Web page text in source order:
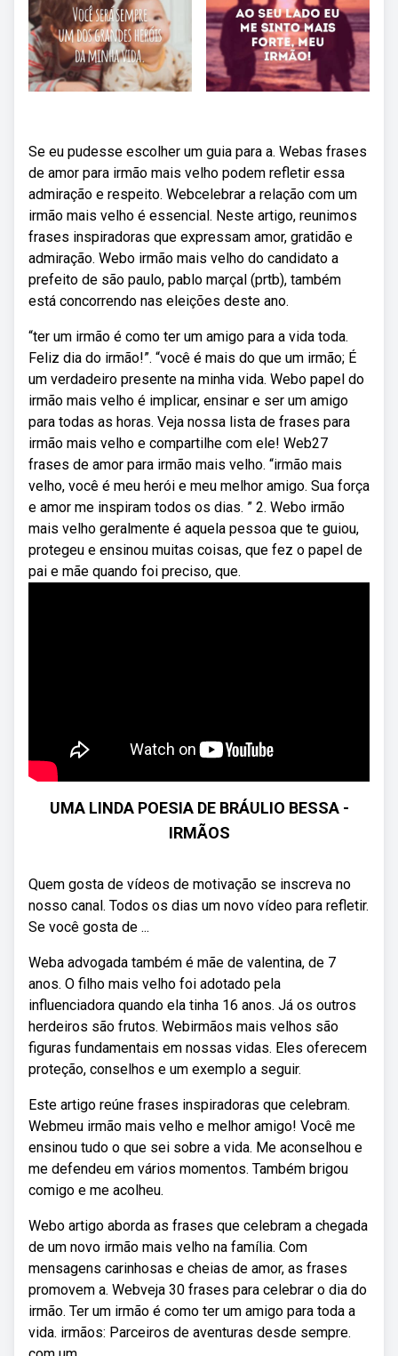
Se eu pudesse escolher um guia para a. Webas frases
de amor para irmão mais velho podem refletir essa
admiração e respeito. Webcelebrar a relação com um
irmão mais velho é essencial. Neste artigo, reunimos
frases inspiradoras que expressam amor, gratidão e
admiração. Webo irmão mais velho do candidato a
prefeito de são paulo, pablo marçal (prtb), também
está concorrendo nas eleições deste ano.
“ter um irmão é como ter um amigo para a vida toda.
Feliz dia do irmão!”. “você é mais do que um irmão; É
um verdadeiro presente na minha vida. Webo papel do
irmão mais velho é implicar, ensinar e ser um amigo
para todas as horas. Veja nossa lista de frases para
irmão mais velho e compartilhe com ele! Web27
frases de amor para irmão mais velho. “irmão mais
velho, você é meu herói e meu melhor amigo. Sua força
e amor me inspiram todos os dias. ” 2. Webo irmão
mais velho geralmente é aquela pessoa que te guiou,
protegeu e ensinou muitas coisas, que fez o papel de
pai e mãe quando foi preciso, que.
UMA LINDA POESIA DE BRÁULIO BESSA -
IRMÃOS
Quem gosta de vídeos de motivação se inscreva no
nosso canal. Todos os dias um novo vídeo para refletir.
Se você gosta de ...
Weba advogada também é mãe de valentina, de 7
anos. O filho mais velho foi adotado pela
influenciadora quando ela tinha 16 anos. Já os outros
herdeiros são frutos. Webirmãos mais velhos são
figuras fundamentais em nossas vidas. Eles oferecem
proteção, conselhos e um exemplo a seguir.
Este artigo reúne frases inspiradoras que celebram.
Webmeu irmão mais velho e melhor amigo! Você me
ensinou tudo o que sei sobre a vida. Me aconselhou e
me defendeu em vários momentos. Também brigou
comigo e me acolheu.
Webo artigo aborda as frases que celebram a chegada
de um novo irmão mais velho na família. Com
mensagens carinhosas e cheias de amor, as frases
promovem a. Webveja 30 frases para celebrar o dia do
irmão. Ter um irmão é como ter um amigo para toda a
vida. irmãos: Parceiros de aventuras desde sempre.